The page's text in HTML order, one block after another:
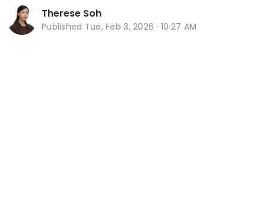
Therese Soh
Published Tue, Feb 3, 2026 · 10:27 AM